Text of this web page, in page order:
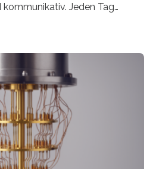
Jeden Tag
zusammenarbeiten. Neue
Dies ist der Alltag in
die dieses Jahr 100
die UNESCO 2025 zum
Quantenwissenschaft und -
hat. Doch nun hat eine
um den